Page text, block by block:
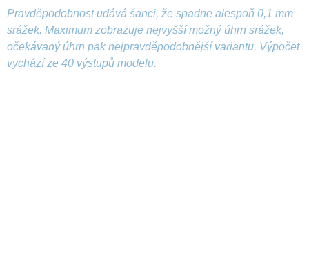
Pravděpodobnost udává šanci, že spadne alespoň 0,1 mm
srážek. Maximum zobrazuje nejvyšší možný úhrn srážek,
očekávaný úhrn pak nejpravděpodobnější variantu. Výpočet
vychází ze 40 výstupů modelu.